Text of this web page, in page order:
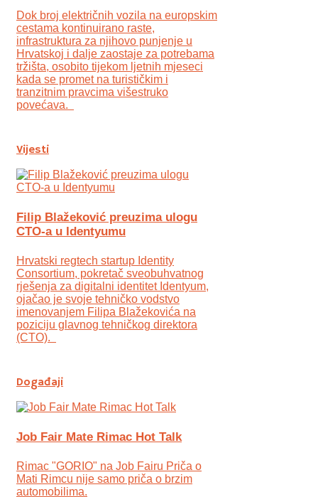
Dok broj električnih vozila na europskim
cestama kontinuirano raste,
infrastruktura za njihovo punjenje u
Hrvatskoj i dalje zaostaje za potrebama
tržišta, osobito tijekom ljetnih mjeseci
kada se promet na turističkim i
tranzitnim pravcima višestruko
povećava.
Vijesti
Filip Blažeković preuzima ulogu
CTO-a u Identyumu
Hrvatski regtech startup Identity
Consortium, pokretač sveobuhvatnog
rješenja za digitalni identitet Identyum,
ojаčao je svoje tehničko vodstvo
imenovanjem Filipa Blažekovića na
poziciju glavnog tehničkog direktora
(CTO).
Događaji
Job Fair Mate Rimac Hot Talk
Rimac "GORIO" na Job Fairu Priča o
Mati Rimcu nije samo priča o brzim
automobilima.